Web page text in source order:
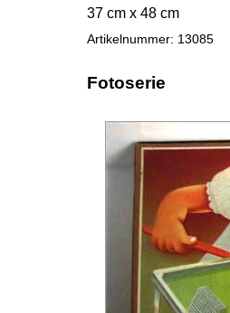
37 cm x 48 cm
Artikelnummer: 13085
Fotoserie